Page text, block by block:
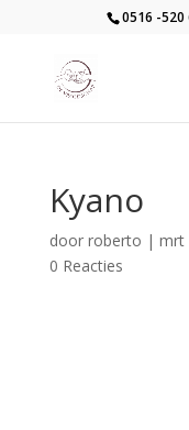
0516 -520
Kyano
door roberto | mrt
0 Reacties